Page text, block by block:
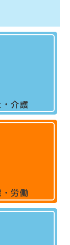
・介護
・労働